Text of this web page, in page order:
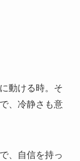
動ける時。そ
、冷静さも意
、自信を持っ